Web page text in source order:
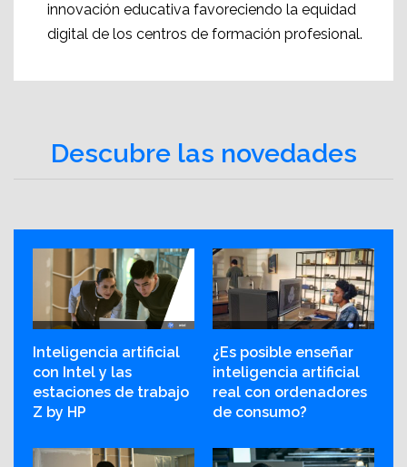
innovación educativa favoreciendo la equidad
digital de los centros de formación profesional.
Descubre las novedades
Inteligencia artificial
con Intel y las
estaciones de trabajo
Z by HP
¿Es posible enseñar
inteligencia artificial
real con ordenadores
de consumo?